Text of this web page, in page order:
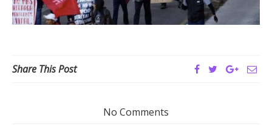
Share This Post
No Comments